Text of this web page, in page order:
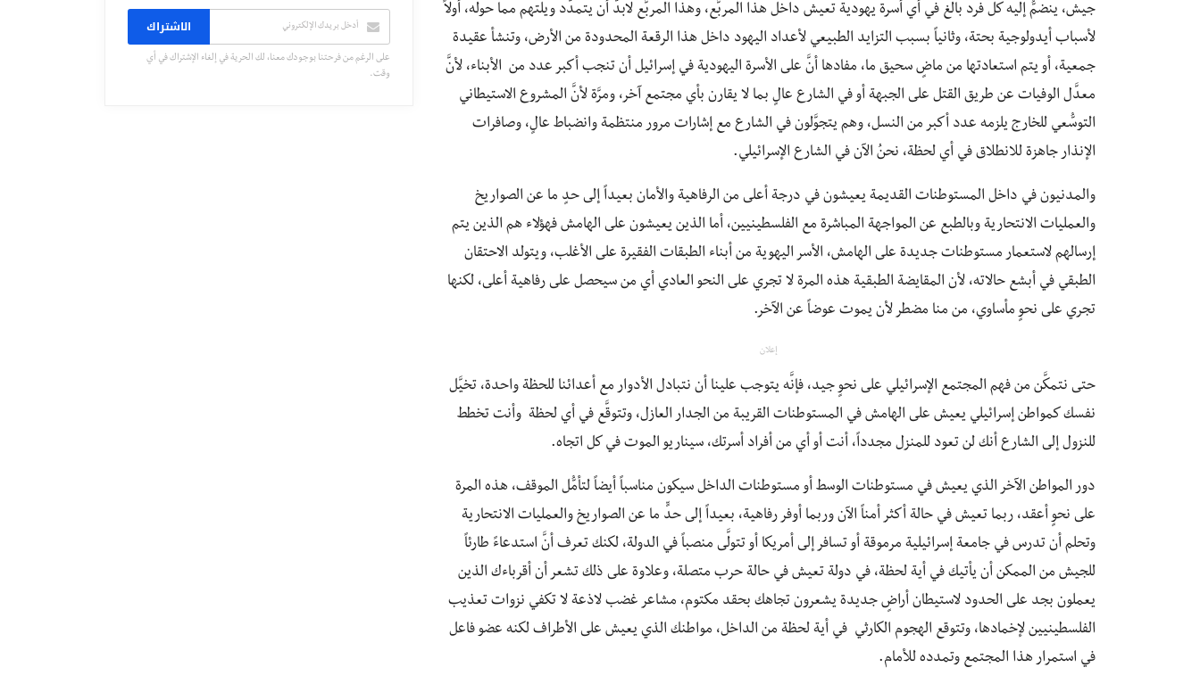
جيش، ينضمُّ إليه كل فرد بالغ في أي أسرة يهودية تعيش داخل هذا المربَّع، وهذا المربَّع لابدَّ أن يتمدَّد ويلتهم مما حوله، أولاً
لأسباب أيدولوجية بحتة، وثانياً بسبب التزايد الطبيعي لأعداد اليهود داخل هذا الرقعة المحدودة من الأرض، وتنشأ عقيدة
جمعية، أو يتم استعادتها من ماضٍ سحيق ما، مفادها أنَّ على الأسرة اليهودية في إسرائيل أن تنجب أكبر عدد من الأبناء، لأنَّ
معدَّل الوفيات عن طريق القتل على الجبهة أو في الشارع عالٍ بما لا يقارن بأي مجتمع آخر، ومرَّة لأنَّ المشروع الاستيطاني
التوسُّعي للخارج يلزمه عدد أكبر من النسل، وهم يتجوَّلون في الشارع مع إشارات مرور منتظمة وانضباط عالٍ، وصافرات
الإنذار جاهزة للانطلاق في أي لحظة، نحنُ الآن في الشارع الإسرائيلي.
والمدنيون في داخل المستوطنات القديمة يعيشون في درجة أعلى من الرفاهية والأمان بعيداً إلى حدٍ ما عن الصواريخ
والعمليات الانتحارية وبالطبع عن المواجهة المباشرة مع الفلسطينيين، أما الذين يعيشون على الهامش فهؤلاء هم الذين يتم
إرسالهم لاستعمار مستوطنات جديدة على الهامش، الأسر اليهوية من أبناء الطبقات الفقيرة على الأغلب، ويتولد الاحتقان
الطبقي في أبشع حالاته، لأن المقايضة الطبقية هذه المرة لا تجري على النحو العادي أي من سيحصل على رفاهية أعلى، لكنها
تجري على نحوٍ مأساوي، من منا مضطر لأن يموت عوضاً عن الآخر.
إعلان
حتى نتمكَّن من فهم المجتمع الإسرائيلي على نحوٍ جيد، فإنَّه يتوجب علينا أن نتبادل الأدوار مع أعدائنا للحظة واحدة، تخيَّل
نفسك كمواطن إسرائيلي يعيش على الهامش في المستوطنات القريبة من الجدار العازل، وتتوقَّع في أي لحظة وأنت تخطط
للنزول إلى الشارع أنك لن تعود للمنزل مجدداً، أنت أو أي من أفراد أسرتك، سيناريو الموت في كل اتجاه.
دور المواطن الآخر الذي يعيش في مستوطنات الوسط أو مستوطنات الداخل سيكون مناسباً أيضاً لتأمُّل الموقف، هذه المرة
على نحوٍ أعقد، ربما تعيش في حالة أكثر أمناً الآن وربما أوفر رفاهية، بعيداً إلى حدٍّ ما عن الصواريخ والعمليات الانتحارية
وتحلم أن تدرس في جامعة إسرائيلية مرموقة أو تسافر إلى أمريكا أو تتولَّى منصباً في الدولة، لكنك تعرف أنَّ استدعاءً طارئاً
للجيش من الممكن أن يأتيك في أية لحظة، في دولة تعيش في حالة حرب متصلة، وعلاوة على ذلك تشعر أن أقرباءك الذين
يعملون بجد على الحدود لاستيطان أراضٍ جديدة يشعرون تجاهك بحقد مكتوم، مشاعر غضب لاذعة لا تكفي نزوات تعذيب
الفلسطينيين لإخمادها، وتتوقع الهجوم الكارثي في أية لحظة من الداخل، مواطنك الذي يعيش على الأطراف لكنه عضو فاعل
في استمرار هذا المجتمع وتمدده للأمام.
الاشتراك
على الرغم من فرحتنا بوجودك معنا، لك الحرية في إلغاء الإشتراك في أي
وقت.